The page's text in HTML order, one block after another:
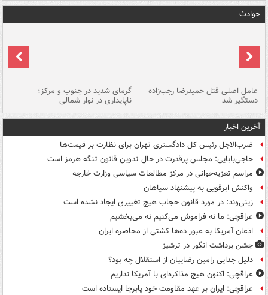
حوادث
عامل اصلی قتل حمیدرضا رجب‌زاده
دستگیر شد
گرمای شدید در جنوب و مرکز؛
ناپایداری در نوار شمالی
آخرین اخبار
ضرب‌الاجل رئیس کل دادگستری تهران برای نظارت بر قیمت‌ها
حاجی‌بابایی: مجلس پرقدرت در حال تدوین قانون تنگه هرمز است
مراسم تعزیه‌خوانی در مرکز مطالعات سیاسی وزارت خارجه
واکنش ابرقویی به پیشنهاد سپاهان
زینی‌وند: در مورد قانون حجاب هیچ تغییری ایجاد نشده است
عراقچی: ما نه فراموش می‌کنیم نه می‌بخشیم
اذعان آمریکا به عبور ده‌ها کشتی از محاصره ایران
جشن برداشت انگور در ترشیز
دلیل جدایی رامین رضاییان از استقلال چه بود؟
عراقچی: اکنون هیچ مذاکره‌ای با آمریکا نداریم
عراقچی: ایران بر عهد مقاومت خود پابرجا ایستاده است